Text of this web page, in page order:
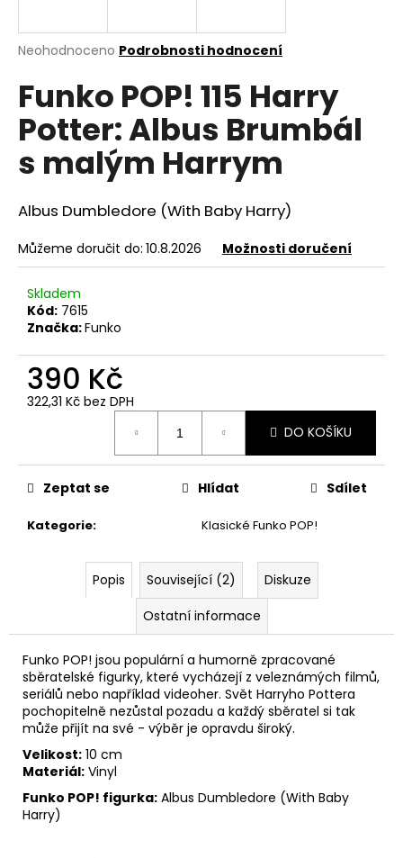
Průměrné
produktu
je
0,0
5
hvězdiček.
Neohodnoceno Podrobnosti hodnocení
Funko POP! 115 Harry
Potter: Albus Brumbál
s malým Harrym
Albus Dumbledore (With Baby Harry)
Můžeme doručit do: 10.8.2026 Možnosti doručení
Skladem
Kód: 7615
Značka:Funko
390 Kč
322,31 Kč bez DPH
DO KOŠÍKU
Kategorie: Klasické Funko POP!
Zeptat se Hlídat Sdílet
Popis Související (2)
Diskuze
Ostatní informace
Funko POP! jsou populární a humorně zpracované
sběratelské figurky, které vycházejí z veleznámých filmů,
seriálů nebo například videoher. Svět Harryho Pottera
pochopitelně nezůstal pozadu a každý sběratel si tak
může přijít na své - výběr je opravdu široký.
Velikost: 10 cm
Materiál: Vinyl
Funko POP! figurka: Albus Dumbledore (With Baby
Harry)
j
t
?
HLEDAT
D
o
p
u
č
e
m
HARRY
POTTER
699
Kč